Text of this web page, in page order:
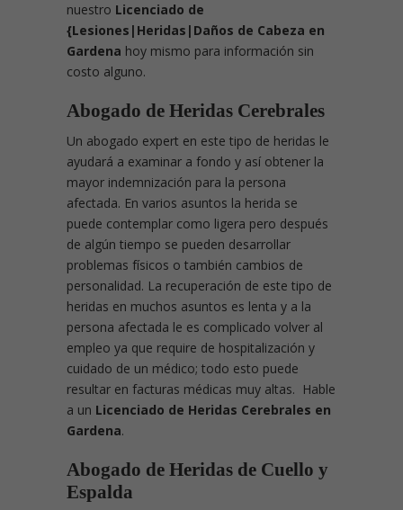
nuestro Licenciado de
{Lesiones|Heridas|Daños de Cabeza en
Gardena hoy mismo para información sin
costo alguno.
Abogado de Heridas Cerebrales
Un abogado expert en este tipo de heridas le
ayudará a examinar a fondo y así obtener la
mayor indemnización para la persona
afectada. En varios asuntos la herida se
puede contemplar como ligera pero después
de algún tiempo se pueden desarrollar
problemas físicos o también cambios de
personalidad. La recuperación de este tipo de
heridas en muchos asuntos es lenta y a la
persona afectada le es complicado volver al
empleo ya que require de hospitalización y
cuidado de un médico; todo esto puede
resultar en facturas médicas muy altas. Hable
a un Licenciado de Heridas Cerebrales en
Gardena.
Abogado de Heridas de Cuello y
Espalda